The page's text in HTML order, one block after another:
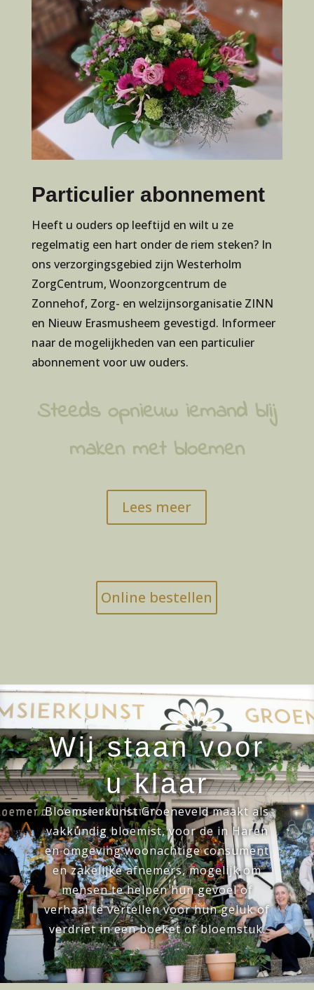
Particulier abonnement
Heeft u ouders op leeftijd en wilt u ze
regelmatig een hart onder de riem steken? In
ons verzorgingsgebied zijn Westerholm
ZorgCentrum, Woonzorgcentrum de
Zonnehof, Zorg- en welzijnsorganisatie ZINN
en Nieuw Erasmusheem gevestigd. Informeer
naar de mogelijkheden van een particulier
abonnement voor uw ouders.
Steeds opnieuw iemand blij
maken met bloemen
Lees meer
Online bestellen
Wij staan voor
u klaar
Bloemsierkunst Groeneveld maakt als
vakkundig bloemist, voor de in Haren
en omgeving woonachtige consument
en zakelijke afnemers, mogelijk om
mensen te helpen hun gevoel of
verhaal te vertellen voor hun geluk of
verdriet in een boeket of bloemstuk.